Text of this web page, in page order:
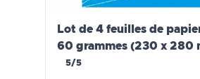
Lot de 4 feuilles de
60 grammes (230 x 280
5/5